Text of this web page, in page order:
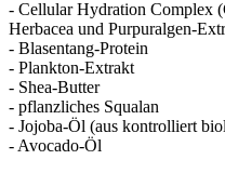
- Cellular Hydration Complex
Herbacea und Purpuralgen-
- Blasentang-Protein
- Plankton-Extrakt
- Shea-Butter
- pflanzliches Squalan
- Jojoba-Öl (aus kontrolliert
- Avocado-Öl